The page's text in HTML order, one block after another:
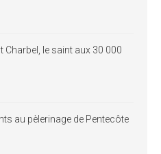
Charbel, le saint aux 30 000
au pèlerinage de Pentecôte